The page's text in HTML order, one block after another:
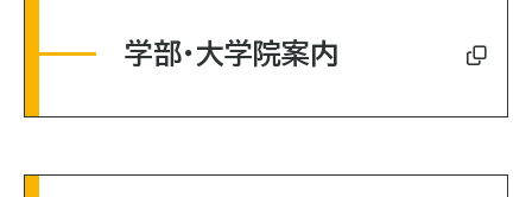
学部・大学院案内